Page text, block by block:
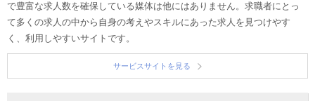
で豊富な求人数を確保している媒体は他にはありません。求職者にとっ
て多くの求人の中から自身の考えやスキルにあった求人を見つけやす
く、利用しやすいサイトです。
サービスサイトを見る